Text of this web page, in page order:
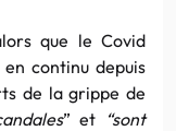
que le Covid
continu depuis
de la grippe de
” et “sont